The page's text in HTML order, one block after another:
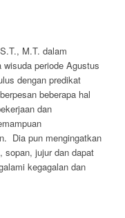
M.T. dalam
periode Agustus
dengan predikat
beberapa hal
dan
Dia pun mengingatkan
sopan, jujur dan dapat
kegagalan dan